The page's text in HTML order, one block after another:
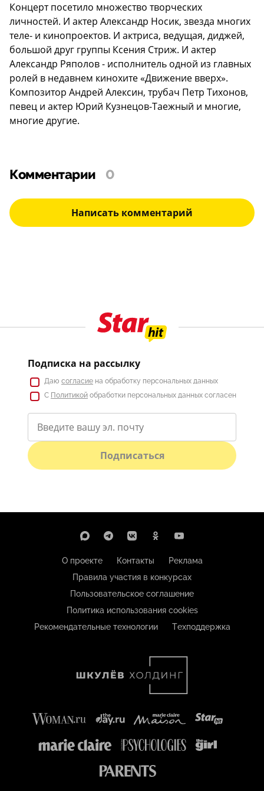
Концерт посетило множество творческих
личностей. И актер Александр Носик, звезда многих
теле- и кинопроектов. И актриса, ведущая, диджей,
большой друг группы Ксения Стриж. И актер
Александр Ряполов - исполнитель одной из главных
ролей в недавнем кинохите «Движение вверх».
Композитор Андрей Алексин, трубач Петр Тихонов,
певец и актер Юрий Кузнецов-Таежный и многие,
многие другие.
Комментарии 0
Написать комментарий
Подписка на рассылку
Даю согласие на обработку персональных данных
С Политикой обработки персональных данных согласен
Подписаться
О проекте Контакты
Реклама
Правила участия в конкурсах
Пользовательское соглашение
Политика использования cookies
Рекомендательные технологии
Техподдержка